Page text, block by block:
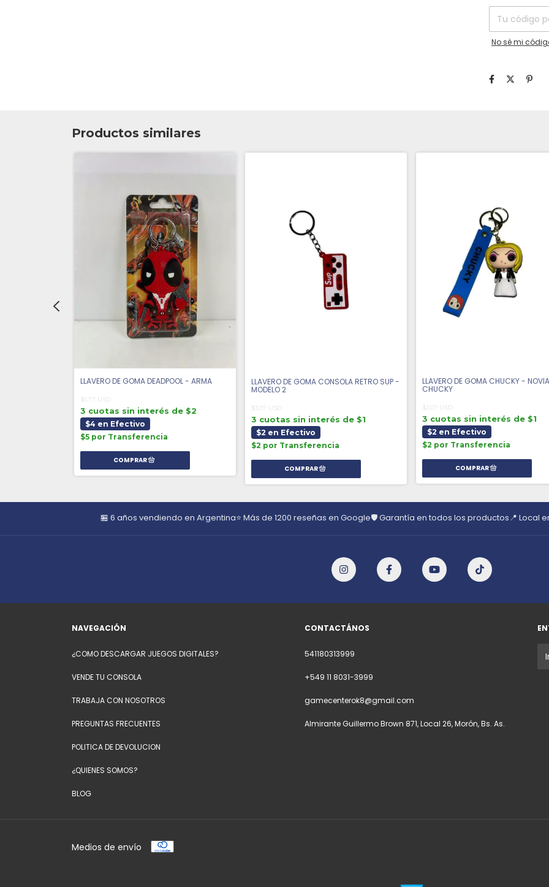
No sé mi
Productos similares
LLAVERO DE GOMA DEADPOOL - ARMA
$5.77 USD
3 cuotas sin interés de $2
$4 en Efectivo
$5 por Transferencia
LLAVERO DE GOMA CONSOLA RETRO SUP -
MODELO 2
$3.07 USD
3 cuotas sin interés de $1
$2 en Efectivo
$2 por Transferencia
LLAVERO DE GOMA CHUCKY -
CHUCKY
$3.07 USD
3 cuotas sin interés de $1
$2 en Efectivo
$2 por Transferencia
🏪 6 años vendiendo en Argentina⭐ Más de 1200 reseñas en Google🛡️ Garantía en todos los productos📍 Local
NAVEGACIÓN
¿COMO DESCARGAR JUEGOS DIGITALES?
VENDE TU CONSOLA
TRABAJA CON NOSOTROS
PREGUNTAS FRECUENTES
POLITICA DE DEVOLUCION
¿QUIENES SOMOS?
BLOG
CONTACTÁNOS
541180313999
+549 11 8031-3999
gamecenterok8@gmail.com
Almirante Guillermo Brown 871, Local 26, Morón, Bs. As.
Medios de envío